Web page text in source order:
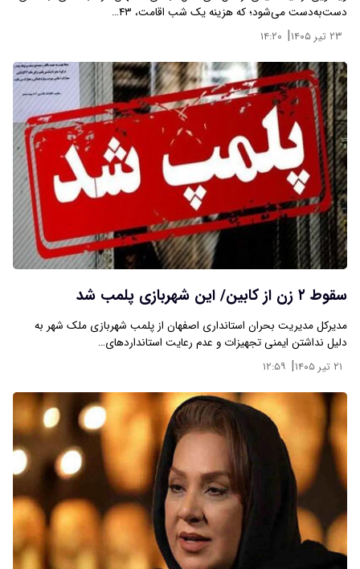
دست‌به‌دست می‌شود؛ که هزینه یک شب اقامت، ۴۳…
۲۳ تیر ۱۴۰۵ | ۱۴:۲۰
سقوط ۲ زن از کابین/ این شهربازی پلمب شد
مدیرکل مدیریت بحران استانداری اصفهان از پلمب شهربازی ملک شهر به
دلیل نداشتن ایمنی تجهیزات و عدم رعایت استانداردهای…
۲۱ تیر ۱۴۰۵ | ۱۲:۵۹